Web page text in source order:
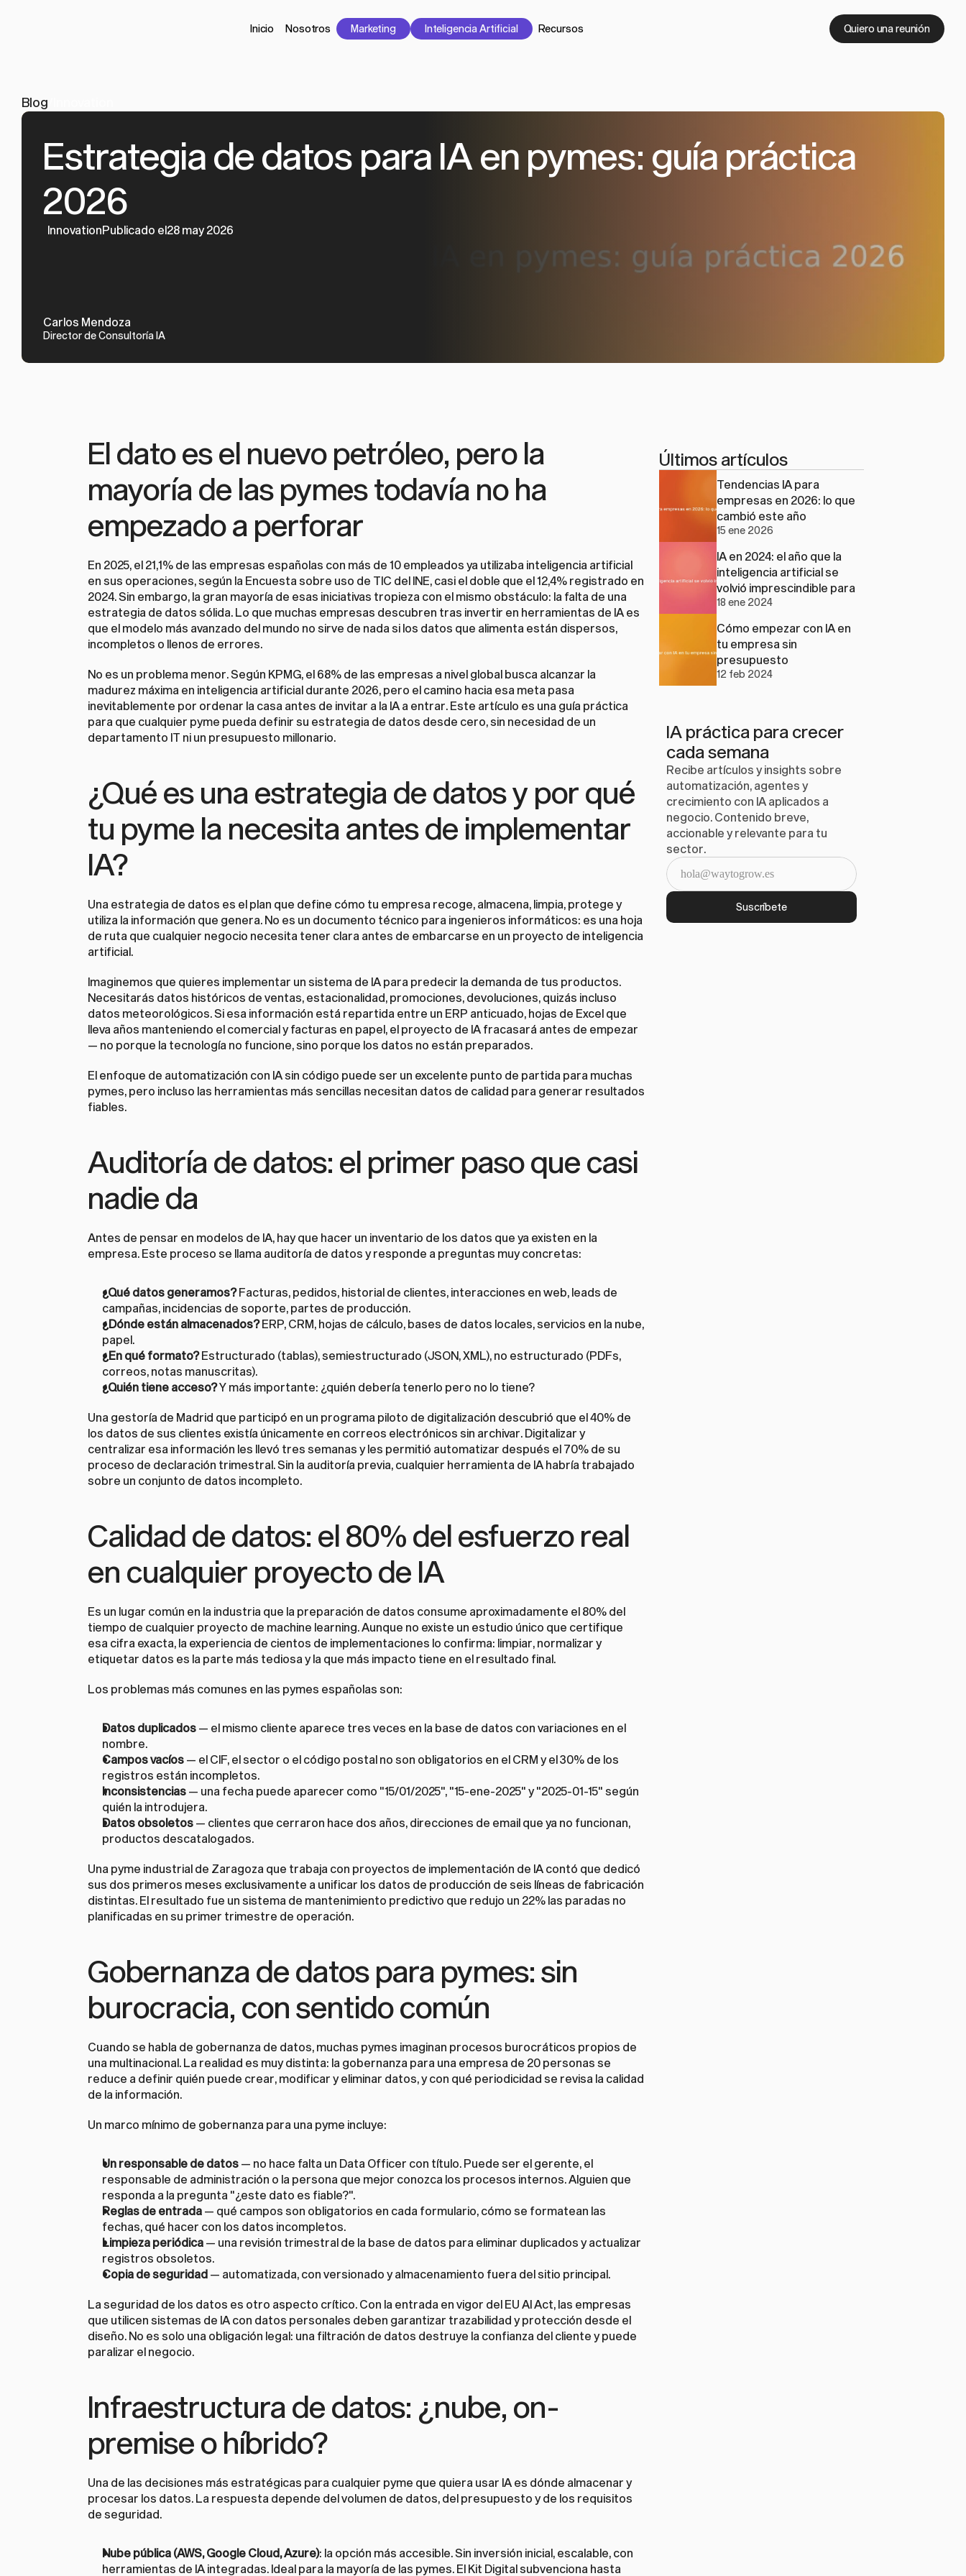
Inicio Nosotros Marketing Inteligencia Artificial Recursos Quiero una reunión
Blog
Estrategia de datos para IA en pymes: guía práctica
2026
InnovationPublicado el28 may 2026
Carlos Mendoza
Director de Consultoría IA
El dato es el nuevo petróleo, pero la
mayoría de las pymes todavía no ha
empezado a perforar
En 2025, el 21,1% de las empresas españolas con más de 10 empleados ya utilizaba inteligencia artificial
en sus operaciones, según la Encuesta sobre uso de TIC del INE, casi el doble que el 12,4% registrado en
2024. Sin embargo, la gran mayoría de esas iniciativas tropieza con el mismo obstáculo: la falta de una
estrategia de datos sólida. Lo que muchas empresas descubren tras invertir en herramientas de IA es
que el modelo más avanzado del mundo no sirve de nada si los datos que alimenta están dispersos,
incompletos o llenos de errores.
No es un problema menor. Según KPMG, el 68% de las empresas a nivel global busca alcanzar la
madurez máxima en inteligencia artificial durante 2026, pero el camino hacia esa meta pasa
inevitablemente por ordenar la casa antes de invitar a la IA a entrar. Este artículo es una guía práctica
para que cualquier pyme pueda definir su estrategia de datos desde cero, sin necesidad de un
departamento IT ni un presupuesto millonario.
¿Qué es una estrategia de datos y por qué
tu pyme la necesita antes de implementar
IA?
Una estrategia de datos es el plan que define cómo tu empresa recoge, almacena, limpia, protege y
utiliza la información que genera. No es un documento técnico para ingenieros informáticos: es una hoja
de ruta que cualquier negocio necesita tener clara antes de embarcarse en un proyecto de inteligencia
artificial.
Imaginemos que quieres implementar un sistema de IA para predecir la demanda de tus productos.
Necesitarás datos históricos de ventas, estacionalidad, promociones, devoluciones, quizás incluso
datos meteorológicos. Si esa información está repartida entre un ERP anticuado, hojas de Excel que
lleva años manteniendo el comercial y facturas en papel, el proyecto de IA fracasará antes de empezar
— no porque la tecnología no funcione, sino porque los datos no están preparados.
El enfoque de automatización con IA sin código puede ser un excelente punto de partida para muchas
pymes, pero incluso las herramientas más sencillas necesitan datos de calidad para generar resultados
fiables.
Auditoría de datos: el primer paso que casi
nadie da
Antes de pensar en modelos de IA, hay que hacer un inventario de los datos que ya existen en la
empresa. Este proceso se llama auditoría de datos y responde a preguntas muy concretas:
¿Qué datos generamos? Facturas, pedidos, historial de clientes, interacciones en web, leads de
campañas, incidencias de soporte, partes de producción.
¿Dónde están almacenados? ERP, CRM, hojas de cálculo, bases de datos locales, servicios en la nube,
papel.
¿En qué formato? Estructurado (tablas), semiestructurado (JSON, XML), no estructurado (PDFs,
correos, notas manuscritas).
¿Quién tiene acceso? Y más importante: ¿quién debería tenerlo pero no lo tiene?
Una gestoría de Madrid que participó en un programa piloto de digitalización descubrió que el 40% de
los datos de sus clientes existía únicamente en correos electrónicos sin archivar. Digitalizar y
centralizar esa información les llevó tres semanas y les permitió automatizar después el 70% de su
proceso de declaración trimestral. Sin la auditoría previa, cualquier herramienta de IA habría trabajado
sobre un conjunto de datos incompleto.
Calidad de datos: el 80% del esfuerzo real
en cualquier proyecto de IA
Es un lugar común en la industria que la preparación de datos consume aproximadamente el 80% del
tiempo de cualquier proyecto de machine learning. Aunque no existe un estudio único que certifique
esa cifra exacta, la experiencia de cientos de implementaciones lo confirma: limpiar, normalizar y
etiquetar datos es la parte más tediosa y la que más impacto tiene en el resultado final.
Los problemas más comunes en las pymes españolas son:
Datos duplicados — el mismo cliente aparece tres veces en la base de datos con variaciones en el
nombre.
Campos vacíos — el CIF, el sector o el código postal no son obligatorios en el CRM y el 30% de los
registros están incompletos.
Inconsistencias — una fecha puede aparecer como "15/01/2025", "15-ene-2025" y "2025-01-15" según
quién la introdujera.
Datos obsoletos — clientes que cerraron hace dos años, direcciones de email que ya no funcionan,
productos descatalogados.
Una pyme industrial de Zaragoza que trabaja con proyectos de implementación de IA contó que dedicó
sus dos primeros meses exclusivamente a unificar los datos de producción de seis líneas de fabricación
distintas. El resultado fue un sistema de mantenimiento predictivo que redujo un 22% las paradas no
planificadas en su primer trimestre de operación.
Gobernanza de datos para pymes: sin
burocracia, con sentido común
Cuando se habla de gobernanza de datos, muchas pymes imaginan procesos burocráticos propios de
una multinacional. La realidad es muy distinta: la gobernanza para una empresa de 20 personas se
reduce a definir quién puede crear, modificar y eliminar datos, y con qué periodicidad se revisa la calidad
de la información.
Un marco mínimo de gobernanza para una pyme incluye:
Un responsable de datos — no hace falta un Data Officer con título. Puede ser el gerente, el
responsable de administración o la persona que mejor conozca los procesos internos. Alguien que
responda a la pregunta "¿este dato es fiable?".
Reglas de entrada — qué campos son obligatorios en cada formulario, cómo se formatean las
fechas, qué hacer con los datos incompletos.
Limpieza periódica — una revisión trimestral de la base de datos para eliminar duplicados y actualizar
registros obsoletos.
Copia de seguridad — automatizada, con versionado y almacenamiento fuera del sitio principal.
La seguridad de los datos es otro aspecto crítico. Con la entrada en vigor del EU AI Act, las empresas
que utilicen sistemas de IA con datos personales deben garantizar trazabilidad y protección desde el
diseño. No es solo una obligación legal: una filtración de datos destruye la confianza del cliente y puede
paralizar el negocio.
Infraestructura de datos: ¿nube, on-
premise o híbrido?
Una de las decisiones más estratégicas para cualquier pyme que quiera usar IA es dónde almacenar y
procesar los datos. La respuesta depende del volumen de datos, del presupuesto y de los requisitos
de seguridad.
Nube pública (AWS, Google Cloud, Azure): la opción más accesible. Sin inversión inicial, escalable, con
herramientas de IA integradas. Ideal para la mayoría de las pymes. El Kit Digital subvenciona hasta
Últimos artículos
Tendencias IA para
empresas en 2026: lo que
cambió este año
15 ene 2026
IA en 2024: el año que la
inteligencia artificial se
volvió imprescindible para
las pymes
18 ene 2024
Cómo empezar con IA en
tu empresa sin
presupuesto
12 feb 2024
IA práctica para crecer
cada semana
Recibe artículos y insights sobre
automatización, agentes y
crecimiento con IA aplicados a
negocio. Contenido breve,
accionable y relevante para tu
sector.
Suscríbete